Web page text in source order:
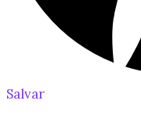
Salvar